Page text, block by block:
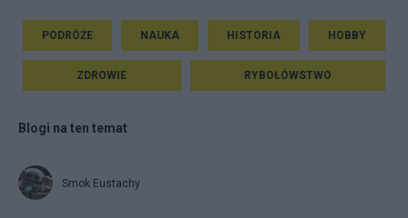
PODRÓŻE NAUKA HISTORIA HOBBY
ZDROWIE RYBOŁÓWSTWO
Blogi na ten temat
Smok Eustachy